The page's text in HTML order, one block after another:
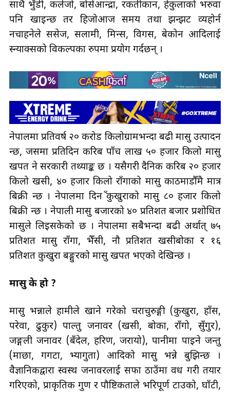
साथै भुँडी, कलेजो, बोसेआन्द्रा, रकतीकान, हेकुलाको भरुवा
पनि खाइन्छ तर हिजोआज समय तथा झन्झट व्यहोर्न
नचाहनेले ससेज, सलामी, मिन्स, विगस, बेकोन आदिलाई
स्न्याक्सको विकल्पका रुपमा प्रयोग गर्दछन् ।
नेपालमा प्रतिवर्ष २० करोड किलोग्रामभन्दा बढी मासु उत्पादन
हुन्छ, जसमा प्रतिदिन करिब पाँच लाख ५० हजार किलो मासु
खपत हुने सरकारी तथ्याङ्क छ । यसैगरी दैनिक करिब २० हजार
किलो खसी, ४० हजार किलो राँगाको मासु काठमाडौँमै मात्र
बिक्री हुन्छ । नेपालमा दिनहुँ कुखुराको मासु ८० हजार किलो
बिक्री हुन्छ । नेपाली मासु बजारको ४० प्रतिशत बजार प्रशोधित
मासुले लिइसकेको छ । नेपालमा सबैभन्दा बढी अर्थात् ७५
प्रतिशत मासु राँगा, भैँसी, नौ प्रतिशत खसीबोका र १६
प्रतिशत कुखुरा बङ्गुरको मासु खपत भएको देखिन्छ ।
मासु के हो ?
मासु भन्नाले हामीले खाने गरेको चराचुरुङ्गी (कुखुरा, हाँस,
परेवा, ढुकुर) पाल्तु जनावर (खसी, बोका, राँगो, सुँगुर),
जङ्गली जनावर (बँदेल, हरिण, जरायो), पानीमा पाइने जन्तु
(माछा, गगटा, भ्यागुता) आदिको मासु भन्ने बुझिन्छ ।
वैज्ञानिकद्वारा स्वस्थ जनावरलाई सफा ठाउँमा वध गरी तयार
गरिएको, प्राकृतिक गुण र पौष्टिकताले भरिपूर्ण टाउको, घाँटी,